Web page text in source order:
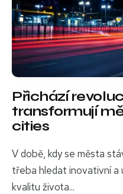
Přichází
transformují
cities
V době, kdy se města
třeba hledat inovativní a
kvalitu života...